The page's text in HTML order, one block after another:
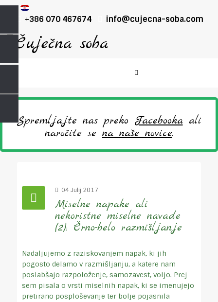
+386 070 467674 info@cujecna-soba.com
Spremljajte nas preko Facebookaali
naročite se na naše novice.
04 Julij 2017
Miselne napake ali
nekoristne miselne navade
(2): Črno-belo razmišljanje
Nadaljujemo z raziskovanjem napak, ki jih
pogosto delamo v razmišljanju, a katere nam
poslabšajo razpoloženje, samozavest, voljo. Prej
sem pisala o vrsti miselnih napak, ki se imenujejo
pretirano posploševanje ter bolje pojasnila